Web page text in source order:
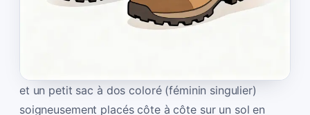
et un petit sac à dos coloré (féminin singulier)
soigneusement placés côte à côte sur un sol en